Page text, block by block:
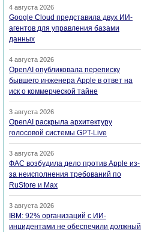
4 августа 2026
Google Cloud представила двух ИИ-
агентов для управления базами
данных
4 августа 2026
OpenAI опубликовала переписку
бывшего инженера Apple в ответ на
иск о коммерческой тайне
3 августа 2026
OpenAI раскрыла архитектуру
голосовой системы GPT-Live
3 августа 2026
ФАС возбудила дело против Apple из-
за неисполнения требований по
RuStore и Max
3 августа 2026
IBM: 92% организаций с ИИ-
инцидентами не обеспечили должный